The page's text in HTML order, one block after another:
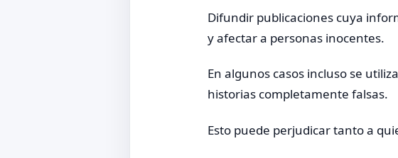
Difundir publicaciones cuya
y afectar a personas inocentes.
En algunos casos incluso se
historias completamente falsas.
Esto puede perjudicar tanto a